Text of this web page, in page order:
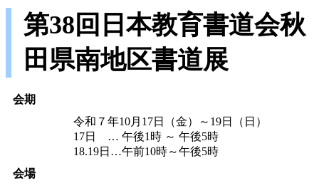
第38回日本教育書道会秋
田県南地区書道展
会期
令和７年10月17日（金）～19日（日）
17日 … 午後1時 ～ 午後5時
18.19日…午前10時～午後5時
会場